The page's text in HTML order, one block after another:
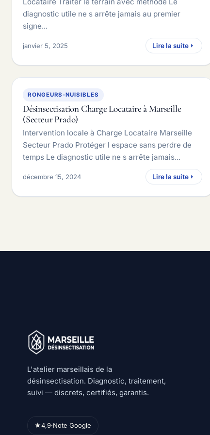
diagnostic utile ne s arrête jamais au premier
signe...
janvier 5, 2025 Lire la suite
RONGEURS-NUISIBLES
Désinsectisation Charge Locataire à Marseille
(Secteur Prado)
Intervention locale à Charge Locataire Marseille
Secteur Prado Protéger l espace sans perdre de
temps Le diagnostic utile ne s arrête jamais...
décembre 15, 2024 Lire la suite
L'atelier marseillais de la
désinsectisation. Diagnostic, traitement,
suivi — discrets, certifiés, garantis.
★4,9·Note Google